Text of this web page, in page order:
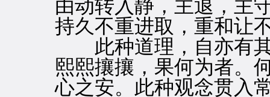
由动转入静，主退，主
持久不重进取，重和让
此种道理，自亦有其
熙熙攘攘，果何为者。
心之安。此种观念贯入